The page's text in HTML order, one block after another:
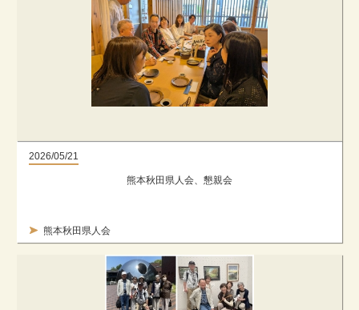
2026/05/21
熊本秋田県人会
熊本秋田県人会、懇親会